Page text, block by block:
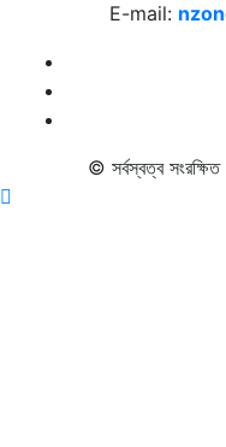
E-mail:
© সর্বস্বত্ব